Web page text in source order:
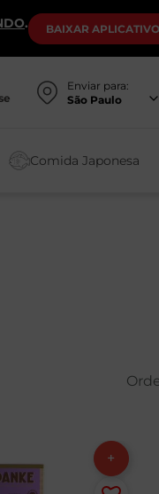
. BAIXAR APLICATIVO
Enviar para:
São Paulo
Comida Japonesa